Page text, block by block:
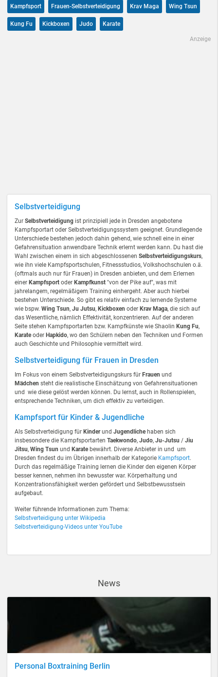
Selbstverteidigung
Zur Selbstverteidigung ist prinzipiell jede in Dresden angebotene
Kampfsportart oder Selbstverteidigungssystem geeignet. Grundlegende
Unterschiede bestehen jedoch dahin gehend, wie schnell eine in einer
Gefahrensituation anwendbare Technik erlernt werden kann. Du hast die
Wahl zwischen einem in sich abgeschlossenen Selbstverteidigungskurs,
wie ihn viele Kampfsportschulen, Fitnessstudios, Volkshochschulen o.ä.
(oftmals auch nur für Frauen) in Dresden anbieten, und dem Erlernen
einer Kampfsport oder Kampfkunst "von der Pike auf", was mit
jahrelangem, regelmäßigem Training einhergeht. Aber auch hierbei
bestehen Unterschiede. So gibt es relativ einfach zu lernende Systeme
wie bspw. Wing Tsun, Ju Jutsu, Kickboxen oder Krav Maga, die sich auf
das Wesentliche, nämlich Effektivität, konzentrieren. Auf der anderen
Seite stehen Kampfsportarten bzw. Kampfkünste wie Shaolin Kung Fu,
Karateoder Hapkido, wo den Schülern neben den Techniken und Formen
auch Geschichte und Philosophie vermittelt wird.
Selbstverteidigung für Frauen in Dresden
Im Fokus von einem Selbstverteidigungskurs für Frauen und
Mädchen steht die realistische Einschätzung von Gefahrensituationen
und wie diese gelöst werden können. Du lernst, auch in Rollenspielen,
entsprechende Techniken, um dich effektiv zu verteidigen.
Kampfsport für Kinder & Jugendliche
Als Selbstverteidigung für Kinderund Jugendlichehaben sich
insbesondere die Kampfsportarten Taekwondo, Judo, Ju-Jutsu / Jiu
Jitsu, Wing Tsun und Karatebewährt. Diverse Anbieter in und um
Dresden findest du im Übrigen innerhalb der Kategorie Kampfsport.
Durch das regelmäßige Training lernen die Kinder den eigenen Körper
besser kennen, nehmen ihn bewusster war. Körperhaltung und
Konzentrationsfähigkeit werden gefördert und Selbstbewusstsein
aufgebaut.
Weiter führende Informationen zum Thema:
Selbstverteidigung unter Wikipedia
Selbstverteidigung-Videos unter YouTube
Kampfsport Frauen-Selbstverteidigung Krav Maga Wing Tsun
Kung Fu Kickboxen Judo Karate
Anzeige
News
Personal Boxtraining Berlin